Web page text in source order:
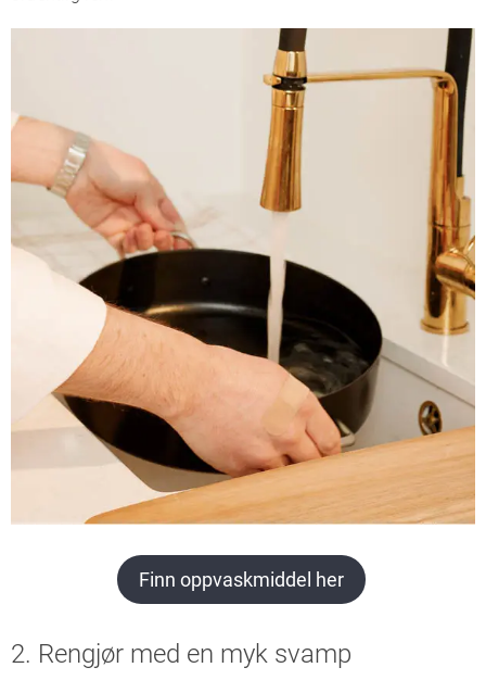
Finn oppvaskmiddel her
2. Rengjør med en myk svamp